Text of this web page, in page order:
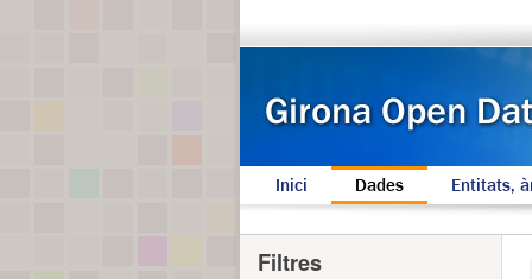
Inici Dades Entitats,
Filtres